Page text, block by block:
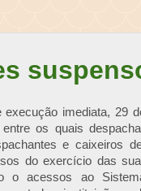
execução imediata, 29
os quais
e caixeiros
do exercício das
o acessos ao